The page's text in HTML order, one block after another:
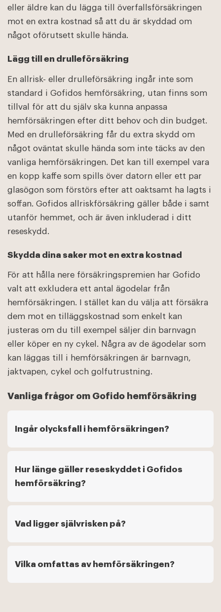
eller äldre kan du lägga till överfallsförsäkringen
mot en extra kostnad så att du är skyddad om
något oförutsett skulle hända.
Lägg till en drulleförsäkring
En allrisk- eller drulleförsäkring ingår inte som
standard i Gofidos hemförsäkring, utan finns som
tillval för att du själv ska kunna anpassa
hemförsäkringen efter ditt behov och din budget.
Med en drulleförsäkring får du extra skydd om
något oväntat skulle hända som inte täcks av den
vanliga hemförsäkringen. Det kan till exempel vara
en kopp kaffe som spills över datorn eller ett par
glasögon som förstörs efter att oaktsamt ha lagts i
soffan. Gofidos allriskförsäkring gäller både i samt
utanför hemmet, och är även inkluderad i ditt
reseskydd.
Skydda dina saker mot en extra kostnad
För att hålla nere försäkringspremien har Gofido
valt att exkludera ett antal ägodelar från
hemförsäkringen. I stället kan du välja att försäkra
dem mot en tilläggskostnad som enkelt kan
justeras om du till exempel säljer din barnvagn
eller köper en ny cykel. Några av de ägodelar som
kan läggas till i hemförsäkringen är barnvagn,
jaktvapen, cykel och golfutrustning.
Vanliga frågor om Gofido hemförsäkring
Ingår olycksfall i hemförsäkringen?
Hur länge gäller reseskyddet i Gofidos
hemförsäkring?
Vad ligger självrisken på?
Vilka omfattas av hemförsäkringen?